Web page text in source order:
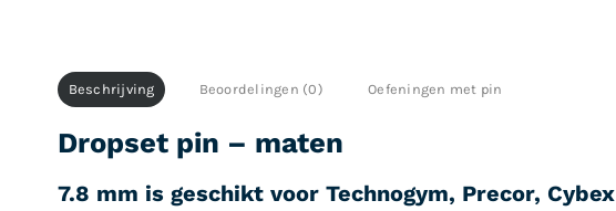
Beschrijving Beoordelingen (0) Oefeningen met pin
Dropset pin – maten
7.8 mm is geschikt voor Technogym, Precor, Cybex